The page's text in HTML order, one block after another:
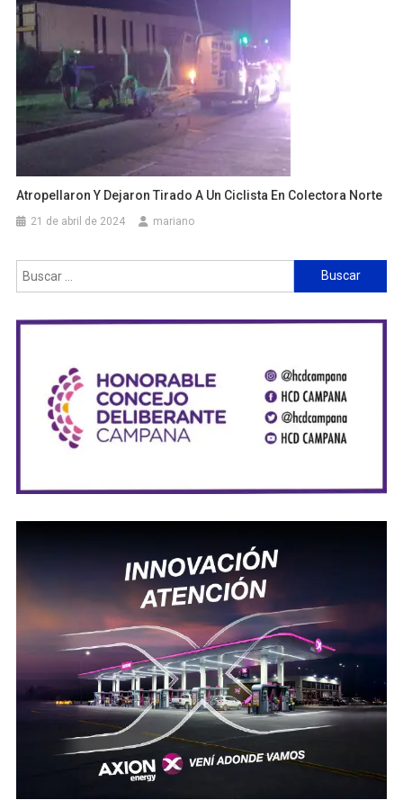
Atropellaron Y Dejaron Tirado A Un Ciclista En Colectora Norte
21 de abril de 2024 mariano
Buscar: